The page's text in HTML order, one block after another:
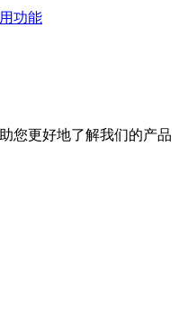
功能
您更好地了解我们的产品